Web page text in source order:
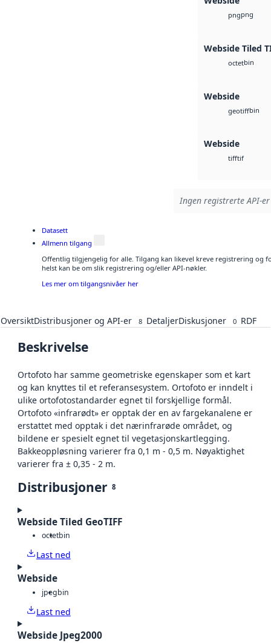
pngpng
Webside Tiled
octetbin
Webside
geotiffbin
Webside
tifftif
Ingen registrerte API-
Datasett
Allmenn tilgang
Offentlig tilgjengelig for alle. Tilgang kan likevel kreve registrering og
helst kan be om slik registrering og/eller API-nøkler.
Les mer om tilgangsnivåer her
OversiktDistribusjoner og API-er 8 DetaljerDiskusjoner 0 RDF
Beskrivelse
Ortofoto har samme geometriske egenskaper som et kart
og kan knyttes til et referansesystem. Ortofoto er inndelt i
ulike ortofotostandarder egnet til forskjellige formål.
Ortofoto «infrarødt» er opptak der en av fargekanalene er
erstattet med opptak i det nærinfrarøde området, og
bildene er spesielt egnet til vegetasjonskartlegging.
Bakkeoppløsning varierer fra 0,1 m - 0,5 m. Nøyaktighet
varierer fra ± 0,35 - 2 m.
Distribusjoner 8
Webside Tiled GeoTIFF
octetbin
Last ned
Webside
jpegbin
Last ned
Webside Jpeg2000